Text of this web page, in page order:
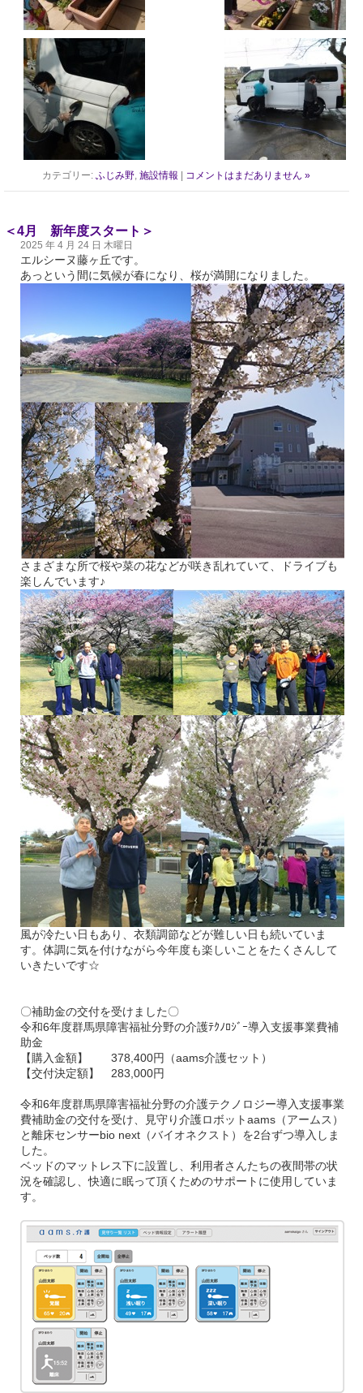
カテゴリー:ふじみ野,施設情報 コメントはまだありません »
＜4月 新年度スタート＞
2025 年 4 月 24 日 木曜日
エルシーヌ藤ヶ丘です。
あっという間に気候が春になり、桜が満開になりました。
さまざまな所で桜や菜の花などが咲き乱れていて、ドライブも
楽しんでいます♪
風が冷たい日もあり、衣類調節などが難しい日も続いていま
す。体調に気を付けながら今年度も楽しいことをたくさんして
いきたいです☆
〇補助金の交付を受けました〇
令和6年度群馬県障害福祉分野の介護ﾃｸﾉﾛｼﾞｰ導入支援事業費補
助金
【購入金額】 378,400円（aams介護セット）
【交付決定額】 283,000円
令和6年度群馬県障害福祉分野の介護テクノロジー導入支援事業
費補助金の交付を受け、見守り介護ロボットaams （アームス）
と離床センサーbio next （バイオネクスト）を2台ずつ導入しま
した。
ベッドのマットレス下に設置し、利用者さんたちの夜間帯の状
況を確認し、快適に眠って頂くためのサポートに使用していま
す。